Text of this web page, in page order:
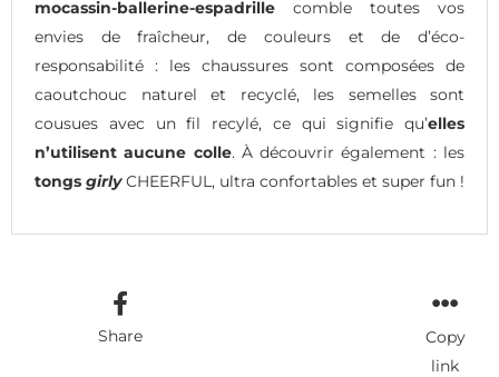
mocassin-ballerine-espadrille comble toutes vos
envies de fraîcheur, de couleurs et de d’éco-
responsabilité : les chaussures sont composées de
caoutchouc naturel et recyclé, les semelles sont
cousues avec un fil recylé, ce qui signifie qu’elles
n’utilisent aucune colle. À découvrir également : les
tongs girlyCHEERFUL, ultra confortables et super fun !
Share
Copy
link